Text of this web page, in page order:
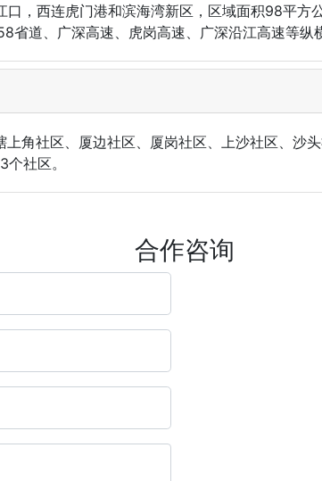
，西连虎门港和滨海湾新区，区域面积98平方
道、广深高速、虎岗高速、广深沿江高速等纵
上角社区、厦边社区、厦岗社区、上沙社区、沙
社区。
合作咨询